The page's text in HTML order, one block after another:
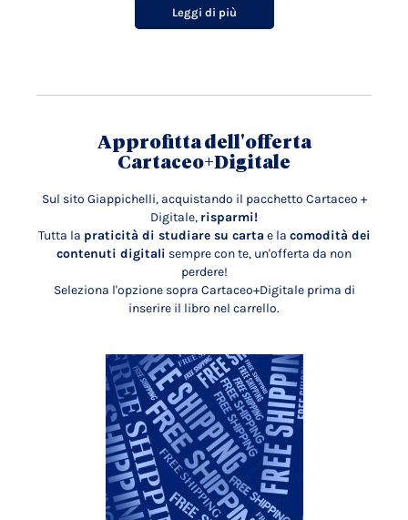
Leggi di più
Approfitta dell'offerta
Cartaceo+Digitale
Sul sito Giappichelli, acquistando il pacchetto Cartaceo +
Digitale, risparmi!
Tutta la praticità di studiare su carta e la comodità dei
contenuti digitali sempre con te, un'offerta da non
perdere!
Seleziona l'opzione sopra Cartaceo+Digitale prima di
inserire il libro nel carrello.